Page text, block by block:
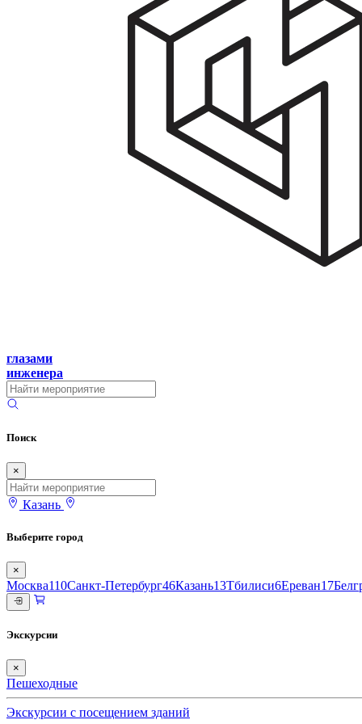
глазами
инженера
Поиск
×
Казань
Выберите город
×
Москва110Санкт-Петербург46Казань13Тбилиси6Ереван17
Экскурсии
×
Пешеходные
Экскурсии с посещением зданий